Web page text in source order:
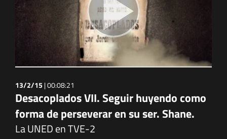
13/2/15 |00:08:21
Desacoplados VII. Seguir huyendo como
forma de perseverar en su ser. Shane.
La UNED en TVE-2